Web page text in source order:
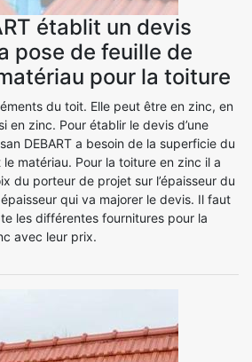
établit un devis
pose de feuille de
pour la toiture
du toit. Elle peut être en zinc, en
en zinc. Pour établir le devis d’une
DEBART a besoin de la superficie du
matériau. Pour la toiture en zinc il a
du porteur de projet sur l’épaisseur du
qui va majorer le devis. Il faut
les différentes fournitures pour la
avec leur prix.